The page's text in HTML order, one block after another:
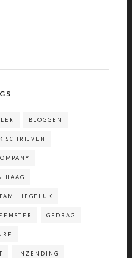
BLOGGEN
SCHRIJVEN
HAAG
FAMILIEGELUK
GEDRAG
INZENDING